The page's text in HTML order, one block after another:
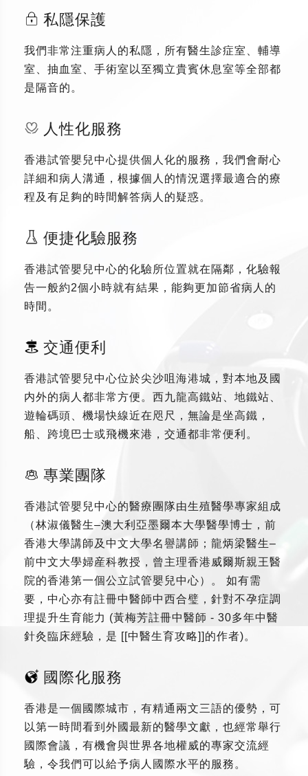
私隱保護
我們非常注重病人的私隱，所有醫生診症室、輔導
室、抽血室、手術室以至獨立貴賓休息室等全部都
是隔音的。
人性化服務
香港試管嬰兒中心提供個人化的服務，我們會耐心
詳細和病人溝通，根據個人的情況選擇最適合的療
程及有足夠的時間解答病人的疑惑。
便捷化驗服務
香港試管嬰兒中心的化驗所位置就在隔鄰，化驗報
告一般約2個小時就有結果，能夠更加節省病人的
時間。
交通便利
香港試管嬰兒中心位於尖沙咀海港城，對本地及國
内外的病人都非常方便。西九龍高鐵站、地鐵站、
遊輪碼頭、機場快線近在咫尺，無論是坐高鐵，
船、跨境巴士或飛機來港，交通都非常便利。
專業團隊
香港試管嬰兒中心的醫療團隊由生殖醫學專家組成
（林淑儀醫生–澳大利亞墨爾本大學醫學博士，前
香港大學講師及中文大學名譽講師；龍炳梁醫生–
前中文大學婦産科教授，曾主理香港威爾斯親王醫
院的香港第一個公立試管嬰兒中心）。 如有需
要，中心亦有註冊中醫師中西合璧，針對不孕症調
理提升生育能力 (黃梅芳註冊中醫師 - 30多年中醫
針灸臨床經驗，是 [[中醫生育攻略]]的作者)。
國際化服務
香港是一個國際城市，有精通兩文三語的優勢，可
以第一時間看到外國最新的醫學文獻，也經常舉行
國際會議，有機會與世界各地權威的專家交流經
驗，令我們可以給予病人國際水平的服務。